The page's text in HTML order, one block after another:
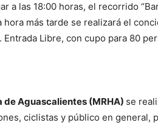
a las 18:00 horas, el recorrido
más tarde se realizará el
Libre, con cupo para 80
de Aguascalientes (MRHA) se
ciclistas y público en general,